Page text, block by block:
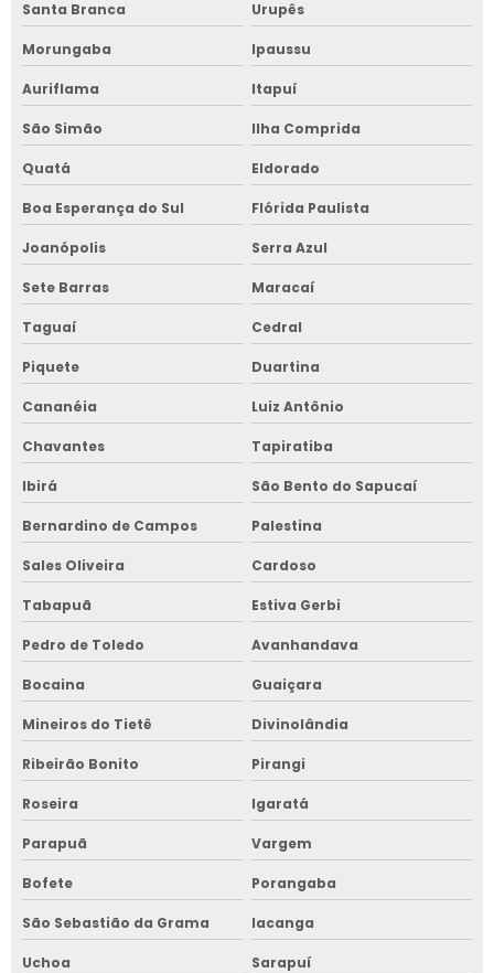
Santa Branca Urupês
Morungaba Ipaussu
Auriflama Itapuí
São Simão Ilha Comprida
Quatá Eldorado
Boa Esperança do Sul Flórida Paulista
Joanópolis Serra Azul
Sete Barras Maracaí
Taguaí Cedral
Piquete Duartina
Cananéia Luiz Antônio
Chavantes Tapiratiba
Ibirá São Bento do Sapucaí
Bernardino de Campos Palestina
Sales Oliveira Cardoso
Tabapuã Estiva Gerbi
Pedro de Toledo Avanhandava
Bocaina Guaiçara
Mineiros do Tietê Divinolândia
Ribeirão Bonito Pirangi
Roseira Igaratá
Parapuã Vargem
Bofete Porangaba
São Sebastião da Grama Iacanga
Uchoa Sarapuí